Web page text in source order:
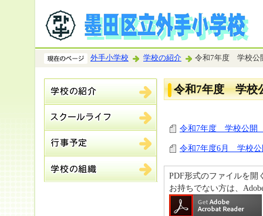
外手小学校 学校の紹介 令和7年度 学校公
令和7年度 学校
令和7年度 学校公開
令和7年度6月 学校公
PDF形式のファイルを開
お持ちでない方は、